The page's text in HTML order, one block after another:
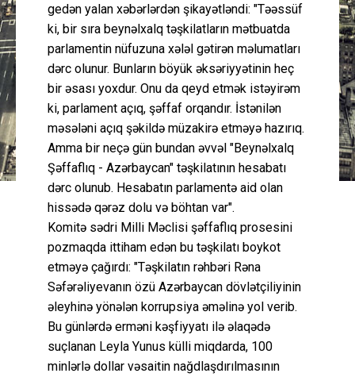
gedən yalan xəbərlərdən şikayətləndi: "Təəssüf
ki, bir sıra beynəlxalq təşkilatların mətbuatda
parlamentin nüfuzuna xələl gətirən məlumatları
dərc olunur. Bunların böyük əksəriyyətinin heç
bir əsası yoxdur. Onu da qeyd etmək istəyirəm
ki, parlament açıq, şəffaf orqandır. İstənilən
məsələni açıq şəkildə müzakirə etməyə hazırıq.
Amma bir neçə gün bundan əvvəl "Beynəlxalq
Şəffaflıq - Azərbaycan" təşkilatının hesabatı
dərc olunub. Hesabatın parlamentə aid olan
hissədə qərəz dolu və böhtan var".
Komitə sədri Milli Məclisi şəffaflıq prosesini
pozmaqda ittiham edən bu təşkilatı boykot
etməyə çağırdı: "Təşkilatın rəhbəri Rəna
Səfərəliyevanın özü Azərbaycan dövlətçiliyinin
əleyhinə yönələn korrupsiya əməlinə yol verib.
Bu günlərdə erməni kəşfiyyatı ilə əlaqədə
suçlanan Leyla Yunus külli miqdarda, 100
minlərlə dollar vəsaitin nağdlaşdırılmasının